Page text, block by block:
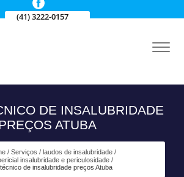
(41) 3222-0157
DE INSALUBRIDADE
ATUBA
Serviços
laudos de insalubridade
insalubridade e periculosidade
técnico de insalubridade preços Atuba